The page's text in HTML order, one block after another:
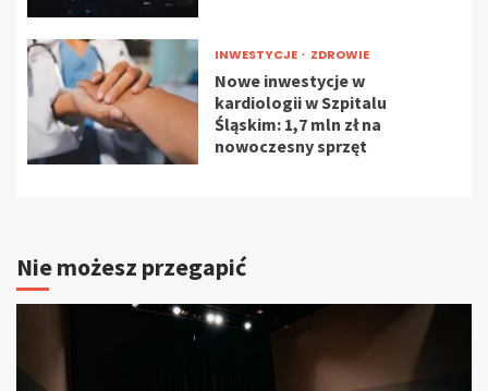
INWESTYCJE ZDROWIE
Nowe inwestycje w
kardiologii w Szpitalu
Śląskim: 1,7 mln zł na
nowoczesny sprzęt
Nie możesz przegapić